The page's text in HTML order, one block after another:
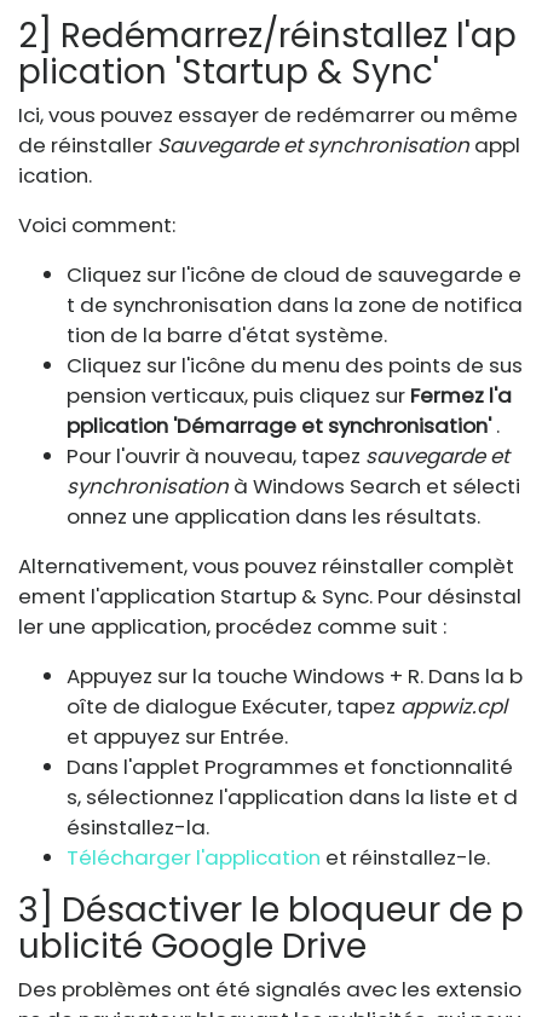
2] Redémarrez/réinstallez l'ap
plication 'Startup & Sync'
Ici, vous pouvez essayer de redémarrer ou même
de réinstaller Sauvegarde et synchronisation appl
ication.
Voici comment:
Cliquez sur l'icône de cloud de sauvegarde e
t de synchronisation dans la zone de notifica
tion de la barre d'état système.
Cliquez sur l'icône du menu des points de sus
pension verticaux, puis cliquez sur Fermez l'a
pplication 'Démarrage et synchronisation'.
Pour l'ouvrir à nouveau, tapez sauvegarde et
synchronisation à Windows Search et sélecti
onnez une application dans les résultats.
Alternativement, vous pouvez réinstaller complèt
ement l'application Startup & Sync. Pour désinstal
ler une application, procédez comme suit :
Appuyez sur la touche Windows + R. Dans la b
oîte de dialogue Exécuter, tapez appwiz.cpl
et appuyez sur Entrée.
Dans l'applet Programmes et fonctionnalité
s, sélectionnez l'application dans la liste et d
ésinstallez-la.
Télécharger l'application et réinstallez-le.
3] Désactiver le bloqueur de p
ublicité Google Drive
Des problèmes ont été signalés avec les extensio